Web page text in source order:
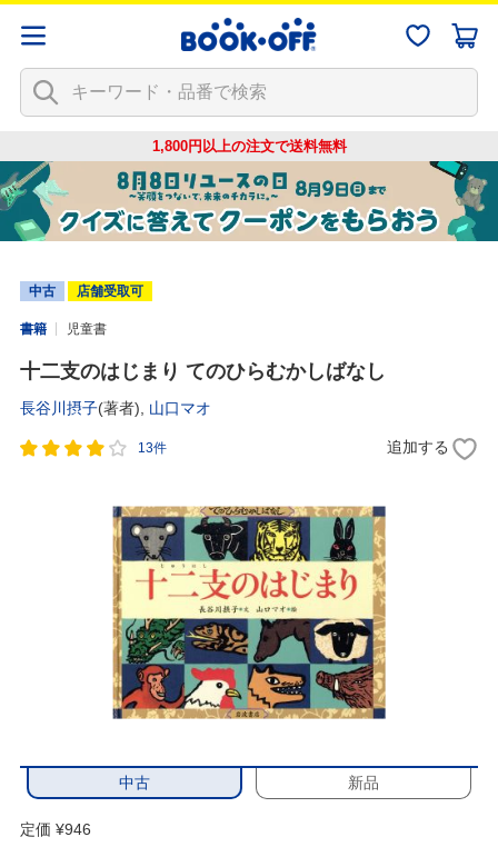
1,800円以上の注文で送料無料
中古 店舗受取可
書籍 児童書
十二支のはじまり てのひらむかしばなし
長谷川摂子(著者), 山口マオ
13件 追加する
中古 新品
定価 ¥946